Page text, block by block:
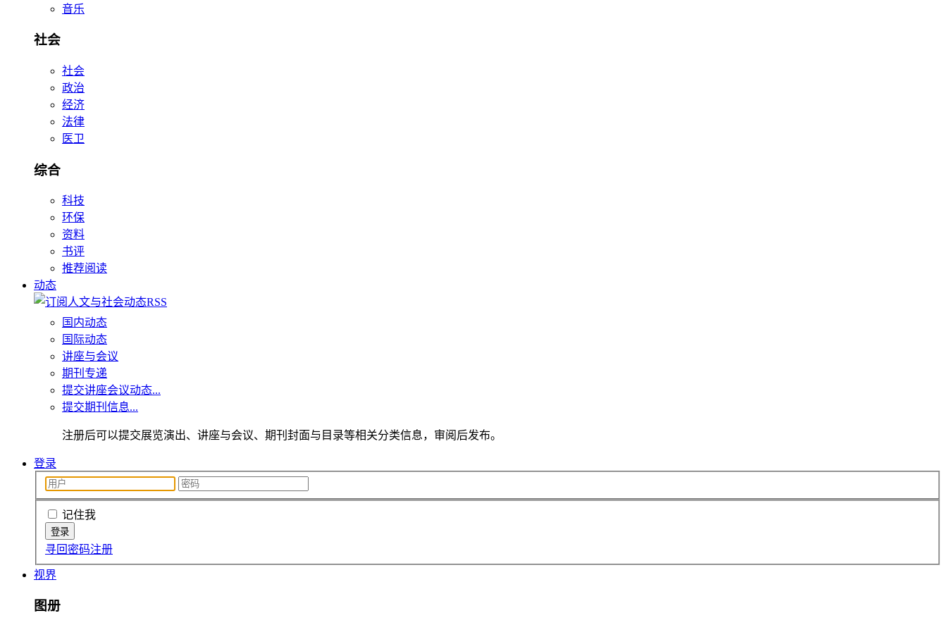
音乐
社会
社会
政治
经济
法律
医卫
综合
科技
环保
资料
书评
推荐阅读
动态
国内动态
国际动态
讲座与会议
期刊专递
提交讲座会议动态...
提交期刊信息...
注册后可以提交展览演出、讲座与会议、期刊封面与目录等相关分类信息，审阅后发布。
登录
记住我
寻回密码注册
视界
图册